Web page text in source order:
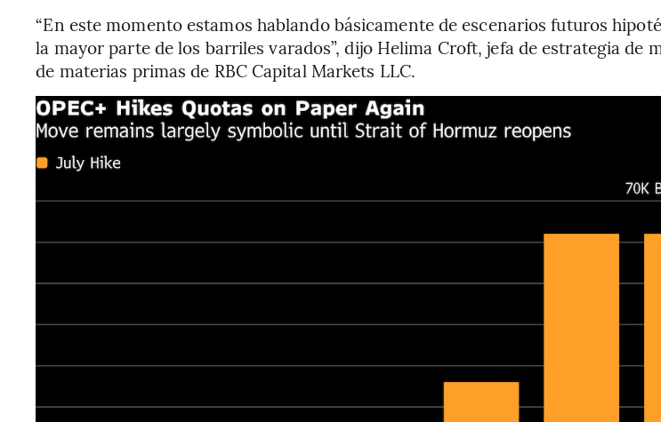
“En este momento estamos hablando básicamente de escenarios futuros
la mayor parte de los barriles varados”, dijo Helima Croft, jefa de estrategia de
de materias primas de RBC Capital Markets LLC.